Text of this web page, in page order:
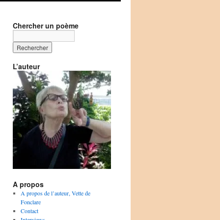
Chercher un poème
L’auteur
A propos
A propos de l’auteur, Vette de
Fonclare
Contact